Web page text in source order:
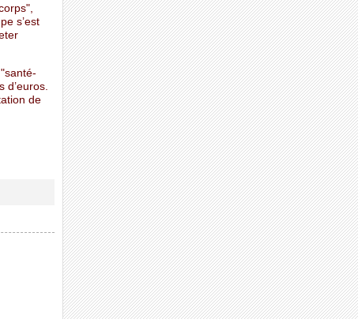
s’est
de